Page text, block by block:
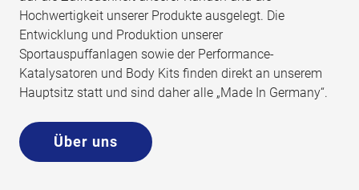
Hochwertigkeit unserer Produkte ausgelegt. Die
Entwicklung und Produktion unserer
Sportauspuffanlagen sowie der Performance-
Katalysatoren und Body Kits finden direkt an unserem
Hauptsitz statt und sind daher alle „Made In Germany“.
Über uns